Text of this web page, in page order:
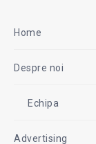
Home
Despre noi
Echipa
Advertising